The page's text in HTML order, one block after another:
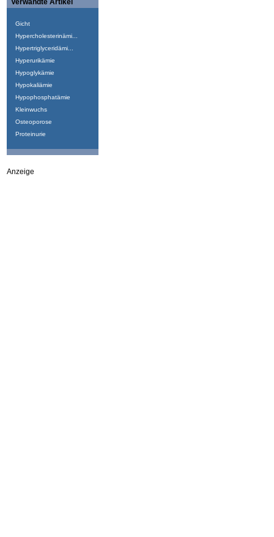
Verwandte Artikel
Gicht
Hypercholesterinämi...
Hypertriglyceridämi...
Hyperurikämie
Hypoglykämie
Hypokaliämie
Hypophosphatämie
Kleinwuchs
Osteoporose
Proteinurie
Anzeige